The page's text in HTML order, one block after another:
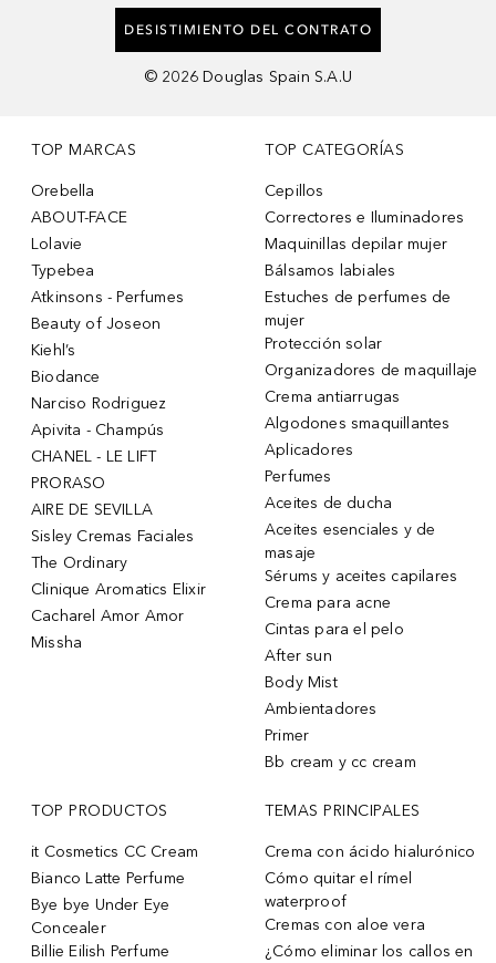
DESISTIMIENTO DEL CONTRATO
© 2026 Douglas Spain S.A.U
TOP MARCAS
Orebella
ABOUT-FACE
Lolavie
Typebea
Atkinsons - Perfumes
Beauty of Joseon
Kiehl’s
Biodance
Narciso Rodriguez
Apivita - Champús
CHANEL - LE LIFT
PRORASO
AIRE DE SEVILLA
Sisley Cremas Faciales
The Ordinary
Clinique Aromatics Elixir
Cacharel Amor Amor
Missha
TOP CATEGORÍAS
Cepillos
Correctores e Iluminadores
Maquinillas depilar mujer
Bálsamos labiales
Estuches de perfumes de
mujer
Protección solar
Organizadores de maquillaje
Crema antiarrugas
Algodones smaquillantes
Aplicadores
Perfumes
Aceites de ducha
Aceites esenciales y de
masaje
Sérums y aceites capilares
Crema para acne
Cintas para el pelo
After sun
Body Mist
Ambientadores
Primer
Bb cream y cc cream
TOP PRODUCTOS
it Cosmetics CC Cream
Bianco Latte Perfume
Bye bye Under Eye
Concealer
Billie Eilish Perfume
TEMAS PRINCIPALES
Crema con ácido hialurónico
Cómo quitar el rímel
waterproof
Cremas con aloe vera
¿Cómo eliminar los callos en